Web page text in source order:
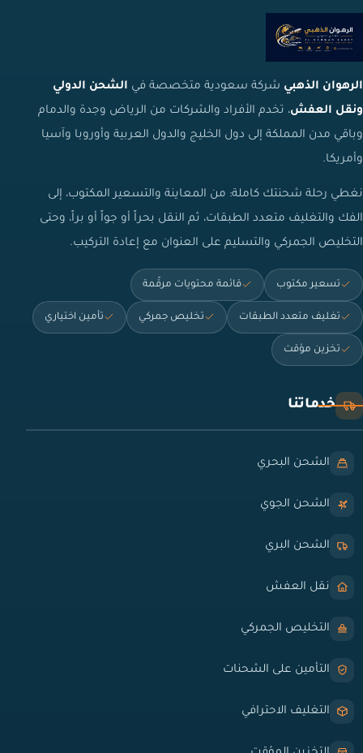
الرهوان الذهبي شركة سعودية متخصصة في الشحن الدولي
ونقل العفش، تخدم الأفراد والشركات من الرياض وجدة والدمام
وباقي مدن المملكة إلى دول الخليج والدول العربية وأوروبا وآسيا
وأمريكا.
نغطي رحلة شحنتك كاملة: من المعاينة والتسعير المكتوب، إلى
الفك والتغليف متعدد الطبقات، ثم النقل بحراً أو جواً أو براً، وحتى
التخليص الجمركي والتسليم على العنوان مع إعادة التركيب.
تسعير مكتوب قائمة محتويات مرقّمة
تغليف متعدد الطبقات تخليص جمركي تأمين اختياري
تخزين مؤقت
خدماتنا
الشحن البحري
الشحن الجوي
الشحن البري
نقل العفش
التخليص الجمركي
التأمين على الشحنات
التغليف الاحترافي